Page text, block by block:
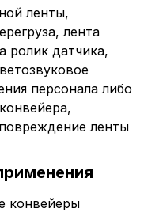
ленты,
лента
ролик датчика,
персонала либо
ленты
конвейеры